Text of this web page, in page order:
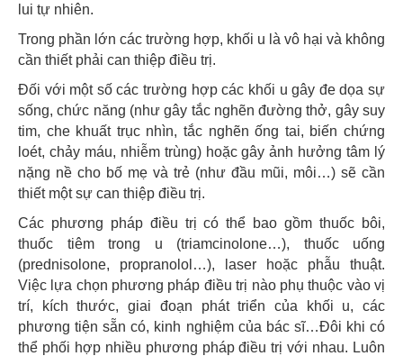
lui tự nhiên.
Trong phần lớn các trường hợp, khối u là vô hại và không
cần thiết phải can thiệp điều trị.
Đối với một số các trường hợp các khối u gây đe dọa sự
sống, chức năng (như gây tắc nghẽn đường thở, gây suy
tim, che khuất trục nhìn, tắc nghẽn ống tai, biến chứng
loét, chảy máu, nhiễm trùng) hoặc gây ảnh hưởng tâm lý
nặng nề cho bố mẹ và trẻ (như đầu mũi, môi…) sẽ cần
thiết một sự can thiệp điều trị.
Các phương pháp điều trị có thể bao gồm thuốc bôi,
thuốc tiêm trong u (triamcinolone…), thuốc uống
(prednisolone, propranolol…), laser hoặc phẫu thuật.
Việc lựa chọn phương pháp điều trị nào phụ thuộc vào vị
trí, kích thước, giai đoạn phát triển của khối u, các
phương tiện sẵn có, kinh nghiệm của bác sĩ…Đôi khi có
thể phối hợp nhiều phương pháp điều trị với nhau. Luôn